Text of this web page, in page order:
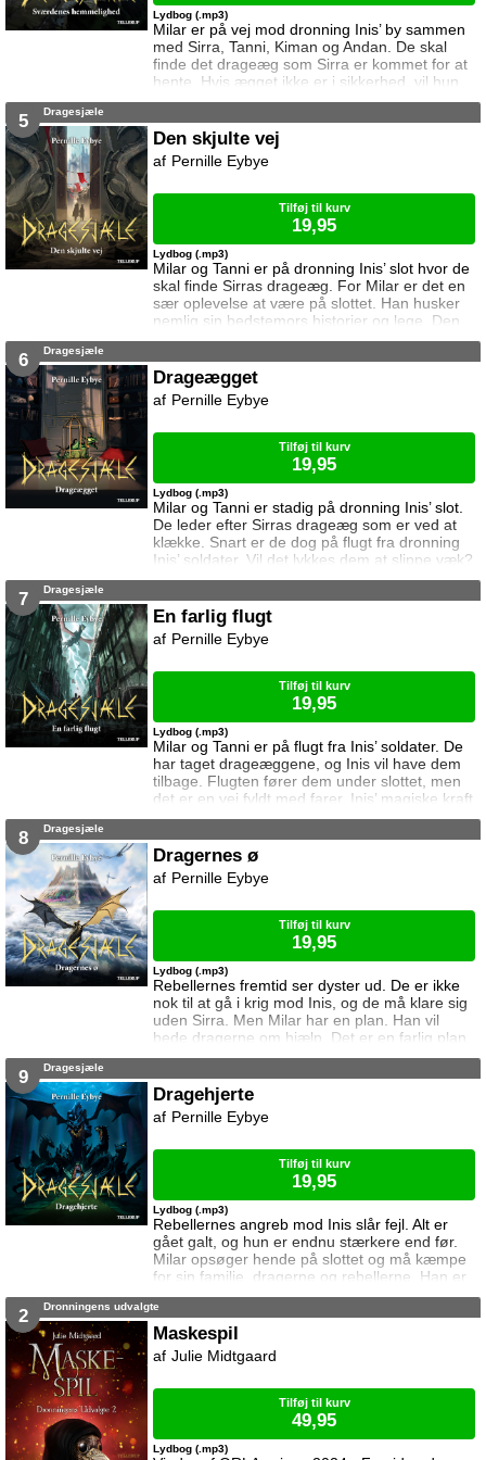
Milar er på vej mod dronning Inis’ by sammen
med Sirra, Tanni, Kiman og Andan. De skal
finde det drageæg som Sirra er kommet for at
hente. Hvis ægget ikke er i sikkerhed, vil hun
ikke hjælpe dem. Rejsen er ikke uden farer, og
og sine venner.
Lydbog (.mp3)
5 Dragesjæle
Den skjulte vej
Milar og Tanni er på dronning Inis’ slot hvor de
skal finde Sirras drageæg. For Milar er det en
sær oplevelse at være på slottet. Han husker
nemlig sin bedstemors historier og lege. Den
viden kan han måske bruge til at finde ægget.
Lydbog (.mp3)
Pernille Eybye
Tilføj til kurv
19,95
6 Dragesjæle
Drageægget
Milar og Tanni er stadig på dronning Inis’ slot.
De leder efter Sirras drageæg som er ved at
klække. Snart er de dog på flugt fra dronning
Inis’ soldater. Vil det lykkes dem at slippe væk?
Vil de miste deres liv? Eller måske deres
Lydbog (.mp3)
Pernille Eybye
Tilføj til kurv
19,95
7 Dragesjæle
En farlig flugt
Milar og Tanni er på flugt fra Inis’ soldater. De
har taget drageæggene, og Inis vil have dem
tilbage. Flugten fører dem under slottet, men
det er en vej fyldt med farer. Inis’ magiske kraft
kan koste dem livet, og én må ofre alt.
Lydbog (.mp3)
Pernille Eybye
Tilføj til kurv
19,95
8 Dragesjæle
Dragernes ø
Rebellernes fremtid ser dyster ud. De er ikke
nok til at gå i krig mod Inis, og de må klare sig
uden Sirra. Men Milar har en plan. Han vil
bede dragerne om hjælp. Det er en farlig plan,
for dragerne stoler ikke på mennesker.
Lydbog (.mp3)
Pernille Eybye
Tilføj til kurv
19,95
9 Dragesjæle
Dragehjerte
Rebellernes angreb mod Inis slår fejl. Alt er
gået galt, og hun er endnu stærkere end før.
Milar opsøger hende på slottet og må kæmpe
for sin familie, dragerne og rebellerne. Han er
på egen hånd, men han vil ikke give op.
Lydbog (.mp3)
Pernille Eybye
Tilføj til kurv
19,95
2 Dronningens udvalgte
Maskespil
Lydbog (.mp3)
Julie Midtgaard
Tilføj til kurv
49,95